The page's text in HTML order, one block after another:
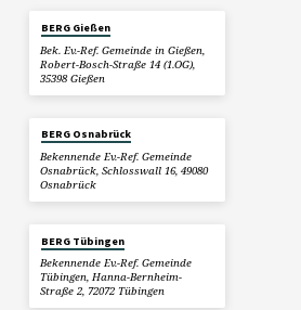
BERG Gießen
Bek. Ev.-Ref. Gemeinde in Gießen,
Robert-Bosch-Straße 14 (1.OG),
35398 Gießen
BERG Osnabrück
Bekennende Ev.-Ref. Gemeinde
Osnabrück, Schlosswall 16, 49080
Osnabrück
BERG Tübingen
Bekennende Ev.-Ref. Gemeinde
Tübingen, Hanna-Bernheim-
Straße 2, 72072 Tübingen